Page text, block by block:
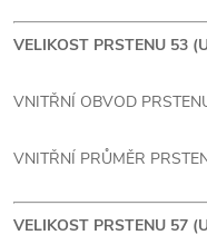
VELIKOST PRSTENU 53
VNITŘNÍ OBVOD
VNITŘNÍ PRŮMĚR
VELIKOST PRSTENU 57